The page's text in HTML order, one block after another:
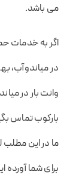
می باشد.
اگر به خدمات
در میاندوآب،
وانت بار در
بارکوب تماس
ما در این مطلب
برای شما آورده